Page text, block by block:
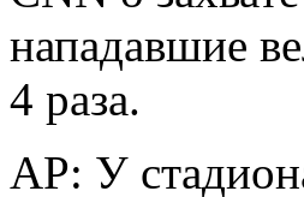
нападавшие
4 раза.
AP: У